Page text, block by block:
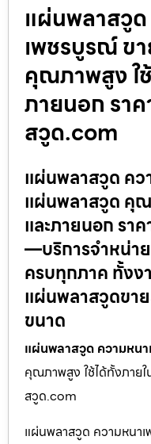
แผ่นพลาสวู
เพชรบูรณ์ ข
คุณภาพสูง ใ
ภายนอก รา
สวูด.com
แผ่นพลาสวูด ค
แผ่นพลาสวูด คุณ
และภายนอก รา
—บริการจำหน่า
ครบทุกภาค ทั้งง
แผ่นพลาสวูดขา
ขนาด
แผ่นพลาสวูด ความหน
คุณภาพสูง ใช้ได้ทั้งภาย
สวูด.com
แผ่นพลาสวูด ความหนา